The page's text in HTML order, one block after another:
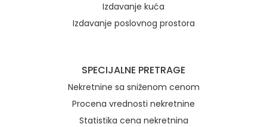
Izdavanje kuća
Izdavanje poslovnog prostora
SPECIJALNE PRETRAGE
Nekretnine sa sniženom cenom
Procena vrednosti nekretnine
Statistika cena nekretnina